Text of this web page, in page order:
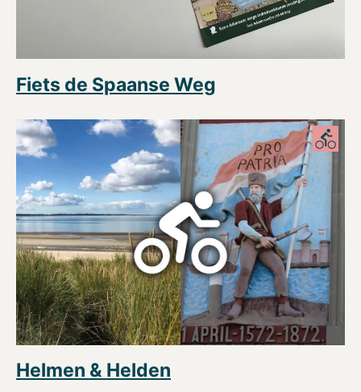
Fiets de Spaanse Weg
Helmen & Helden